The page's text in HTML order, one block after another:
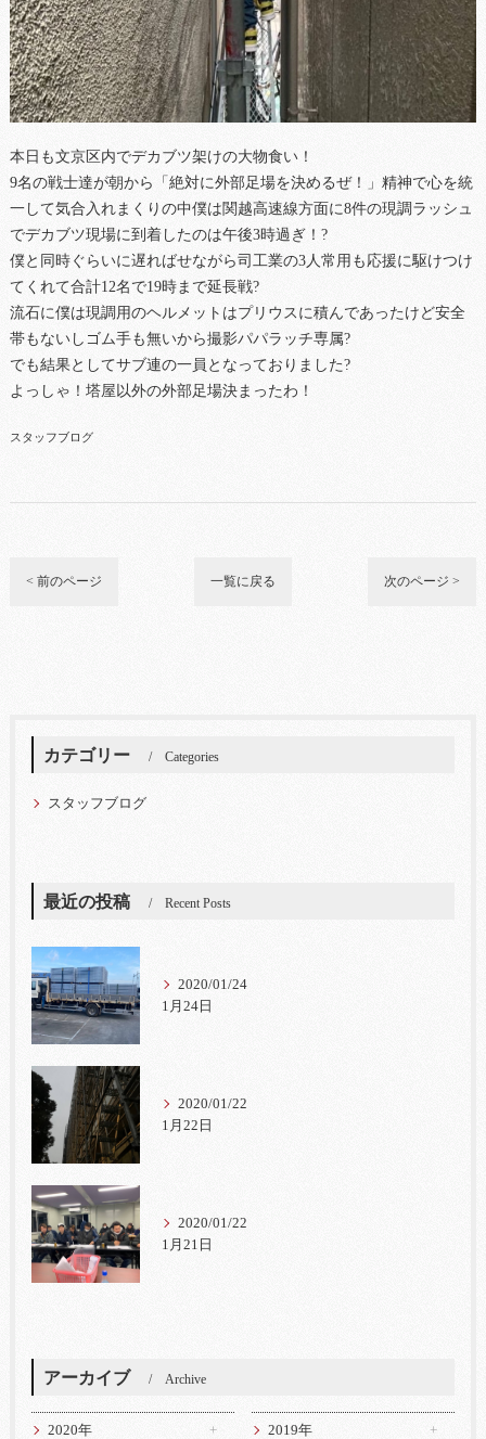
本日も文京区内でデカブツ架けの大物食い！
9名の戦士達が朝から「絶対に外部足場を決めるぜ！」精神で心を統
一して気合入れまくりの中僕は関越高速線方面に8件の現調ラッシュ
でデカブツ現場に到着したのは午後3時過ぎ！?
僕と同時ぐらいに遅ればせながら司工業の3人常用も応援に駆けつけ
てくれて合計12名で19時まで延長戦?
流石に僕は現調用のヘルメットはプリウスに積んであったけど安全
帯もないしゴム手も無いから撮影パパラッチ専属?
でも結果としてサブ連の一員となっておりました?
よっしゃ！塔屋以外の外部足場決まったわ！
スタッフブログ
< 前のページ 一覧に戻る 次のページ >
カテゴリー Categories
スタッフブログ
最近の投稿 Recent Posts
2020/01/24
1月24日
2020/01/22
1月22日
2020/01/22
1月21日
アーカイブ Archive
2020年 2019年